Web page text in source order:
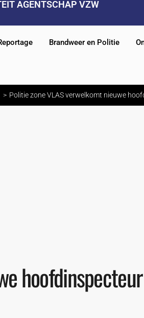
AGENTSCHAP VZW
Brandweer en Politie
Politie zone VLAS verwelkomt nieuwe
hoofdinspecteur